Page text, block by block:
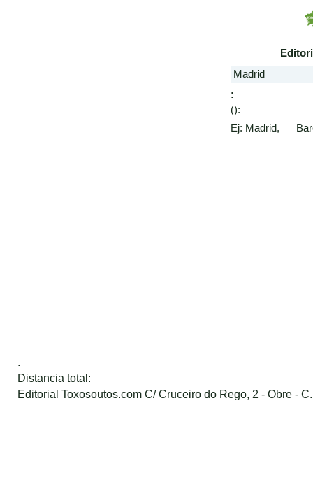
:
():
Ej: Madrid,
.
Distancia total:
Editorial Toxosoutos.com C/ Cruceiro do Rego, 2 - Obre -